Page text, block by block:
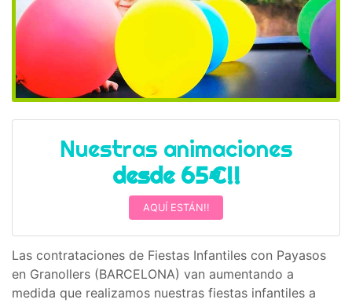
Nuestras animaciones
desde 65€!!
AQUÍ ESTÁN!!
Las contrataciones de Fiestas Infantiles con Payasos
en Granollers (BARCELONA) van aumentando a
medida que realizamos nuestras fiestas infantiles a